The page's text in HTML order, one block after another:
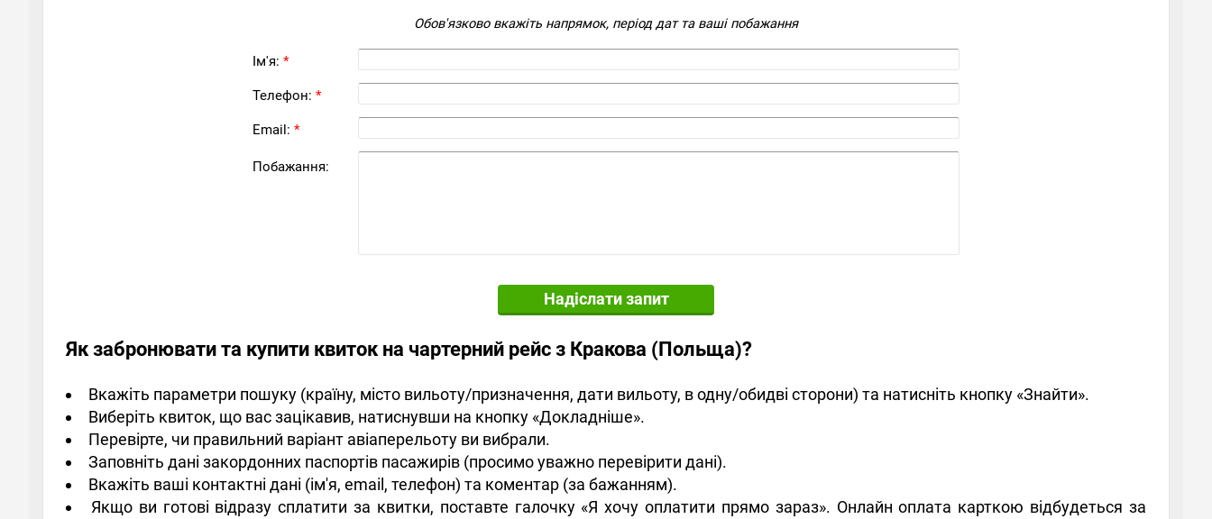
Обов'язково вкажіть напрямок, період дат та ваші побажання
Ім'я: *
Телефон: *
Email: *
Побажання:
Надіслати запит
Як забронювати та купити квиток на чартерний рейс з Кракова (Польща)?
Вкажіть параметри пошуку (країну, місто вильоту/призначення, дати вильоту, в одну/обидві сторони) та натисніть кнопку «Знайти».
Виберіть квиток, що вас зацікавив, натиснувши на кнопку «Докладніше».
Перевірте, чи правильний варіант авіаперельоту ви вибрали.
Заповніть дані закордонних паспортів пасажирів (просимо уважно перевірити дані).
Вкажіть ваші контактні дані (ім'я, email, телефон) та коментар (за бажанням).
Якщо ви готові відразу сплатити за квитки, поставте галочку «Я хочу оплатити прямо зараз». Онлайн оплата карткою відбудеться за